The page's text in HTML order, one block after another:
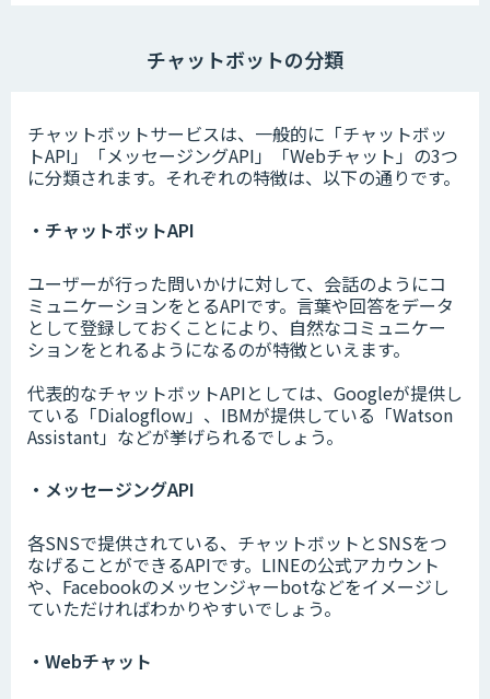
チャットボットの分類
チャットボットサービスは、一般的に「チャットボッ
トAPI」「メッセージングAPI」「Webチャット」の3つ
に分類されます。それぞれの特徴は、以下の通りです。
・チャットボットAPI
ユーザーが行った問いかけに対して、会話のようにコ
ミュニケーションをとるAPIです。言葉や回答をデータ
として登録しておくことにより、自然なコミュニケー
ションをとれるようになるのが特徴といえます。
代表的なチャットボットAPIとしては、Googleが提供し
ている「Dialogflow」、IBMが提供している「Watson
Assistant」などが挙げられるでしょう。
・メッセージングAPI
各SNSで提供されている、チャットボットとSNSをつ
なげることができるAPIです。LINEの公式アカウント
や、Facebookのメッセンジャーbotなどをイメージし
ていただければわかりやすいでしょう。
・Webチャット